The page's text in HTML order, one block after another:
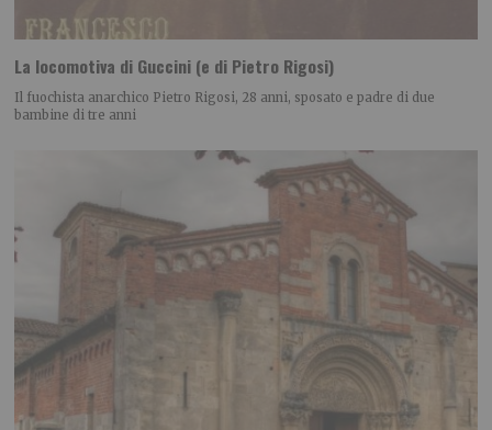
La locomotiva di Guccini (e di Pietro Rigosi)
Il fuochista anarchico Pietro Rigosi, 28 anni, sposato e padre di due
bambine di tre anni